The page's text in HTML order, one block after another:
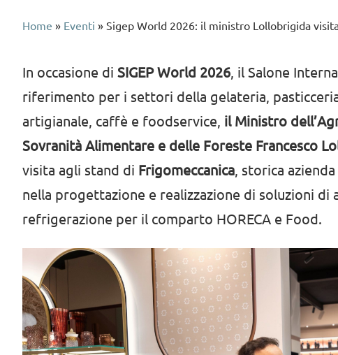
Home » Eventi » Sigep World 2026: il ministro Lollobrigida
In occasione di SIGEP World 2026, il Salone
riferimento per i settori della gelateria,
artigianale, caffè e foodservice, il Ministro
Sovranità Alimentare e delle Foreste Francesco
visita agli stand di Frigomeccanica, storica
nella progettazione e realizzazione di soluzioni di
refrigerazione per il comparto HORECA e Food.